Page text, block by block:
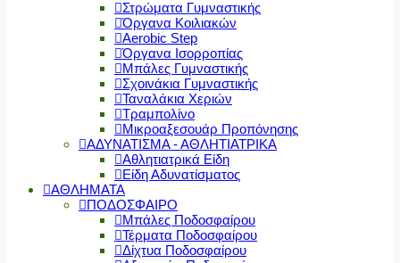
Στρώματα Γυμναστικής
Όργανα Κοιλιακών
Aerobic Step
Όργανα Ισορροπίας
Μπάλες Γυμναστικής
Σχοινάκια Γυμναστικής
Ταναλάκια Χεριών
Τραμπολίνο
Μικροαξεσουάρ Προπόνησης
ΑΔΥΝΑΤΙΣΜΑ - ΑΘΛΗΤΙΑΤΡΙΚΑ
Αθλητιατρικά Είδη
Είδη Αδυνατίσματος
ΑΘΛΗΜΑΤΑ
ΠΟΔΟΣΦΑΙΡΟ
Μπάλες Ποδοσφαίρου
Τέρματα Ποδοσφαίρου
Δίχτυα Ποδοσφαίρου